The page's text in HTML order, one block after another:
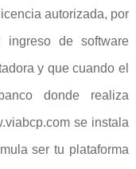
autorizada, por
de software
y que cuando el
donde realiza
se instala
ser tu plataforma